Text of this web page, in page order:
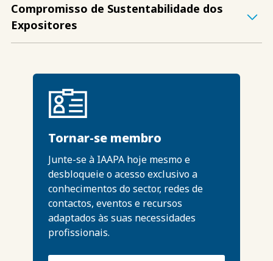
Compromisso de Sustentabilidade dos
Expositores
Tornar-se membro
Junte-se à IAAPA hoje mesmo e
desbloqueie o acesso exclusivo a
conhecimentos do sector, redes de
contactos, eventos e recursos
adaptados às suas necessidades
profissionais.